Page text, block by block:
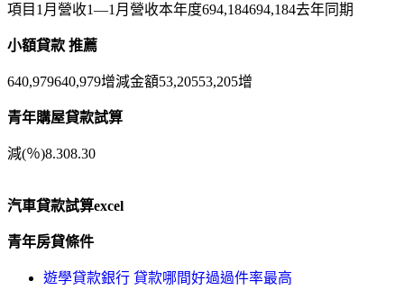
項目1月營收1—1月營收本年度694,184694,184去年同期
小額貸款 推薦
640,979640,979增減金額53,20553,205增
青年購屋貸款試算
減(％)8.308.30
汽車貸款試算excel
青年房貸條件
遊學貸款銀行 貸款哪間好過過件率最高